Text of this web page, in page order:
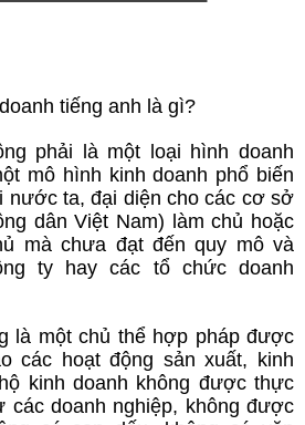
tiếng anh là gì?
phải là một loại hình doanh
mô hình kinh doanh phổ biến
nước ta, đại diện cho các cơ sở
dân Việt Nam) làm chủ hoặc
mà chưa đạt đến quy mô và
ty hay các tổ chức doanh
là một chủ thể hợp pháp được
các hoạt động sản xuất, kinh
kinh doanh không được thực
các doanh nghiệp, không được